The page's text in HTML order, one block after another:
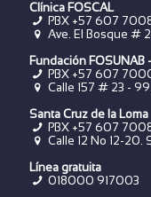
Clínica FOSCAL
PBX +57 607
Ave. El Bosque #
Fundación FOSUNAB
PBX +57 607
Calle 157 # 23 -
Santa Cruz de la Loma
PBX +57 607
Calle 12 No 12-20.
Línea gratuita
018000 917003